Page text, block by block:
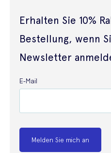
Erhalten Sie 10%
Bestellung, wenn
Newsletter
E-Mail
Melden Sie mich an